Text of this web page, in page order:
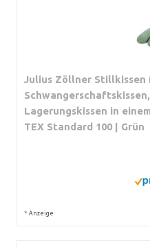
Julius Zöllner Stillkissen
Lagerungskissen in
TEX Standard 100 | Grün
* Anzeige